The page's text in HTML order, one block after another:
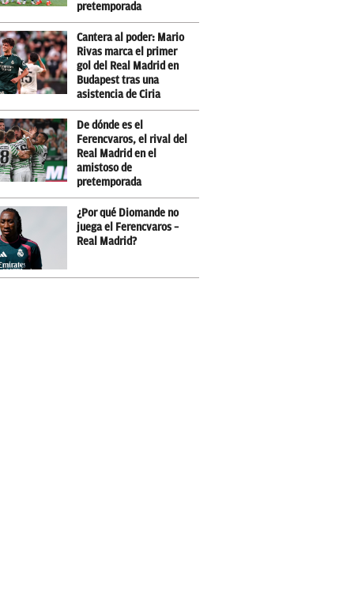
pretemporada
Cantera al poder: Mario
Rivas marca el primer
gol del Real Madrid en
Budapest tras una
asistencia de Ciria
De dónde es el
Ferencvaros, el rival del
Real Madrid en el
amistoso de
pretemporada
¿Por qué Diomande no
juega el Ferencvaros –
Real Madrid?